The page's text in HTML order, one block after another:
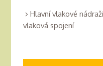
Hlavní vlakové
vlaková spojení